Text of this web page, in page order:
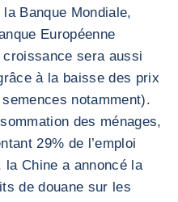
Banque Mondiale,
Européenne
sera aussi
à la baisse des prix
notamment).
des ménages,
29% de l’emploi
la Chine a annoncé la
de douane sur les